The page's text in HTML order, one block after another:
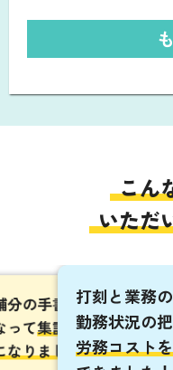
こん
いただ
用した
分の手書きの勤務票が
って集計作業が
なりました！
打刻と業務
勤務状況の
労務コスト